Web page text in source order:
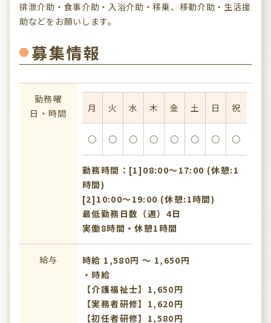
排泄介助・食事介助・入浴介助・移乗、移動介助・生活援
助などをお願いします。
募集情報
勤務曜
日・時間
月 火 水 木 金 土 日 祝
○ ○ ○ ○ ○ ○ ○ ○
勤務時間：[1]08:00〜17:00 (休憩:1
時間)
[2]10:00〜19:00 (休憩:1時間)
最低勤務日数（週）4日
実働8時間・休憩1時間
給与
時給 1,580円 〜 1,650円
・時給
【介護福祉士】1,650円
【実務者研修】1,620円
【初任者研修】1,580円